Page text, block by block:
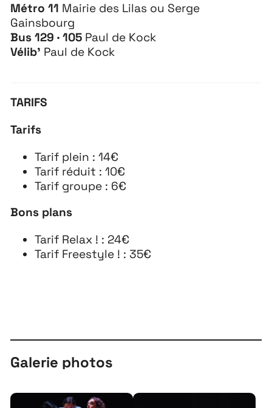
Métro 11 Mairie des Lilas ou Serge
Gainsbourg
Bus 129 · 105 Paul de Kock
Vélib’ Paul de Kock
TARIFS
Tarifs
Tarif plein : 14€
Tarif réduit : 10€
Tarif groupe : 6€
Bons plans
Tarif Relax ! : 24€
Tarif Freestyle ! : 35€
Galerie photos